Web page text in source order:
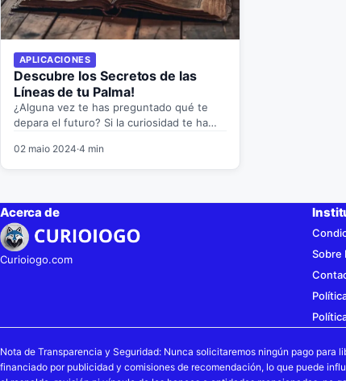
APLICACIONES
Descubre los Secretos de las
Líneas de tu Palma!
¿Alguna vez te has preguntado qué te
depara el futuro? Si la curiosidad te ha
02 maio 2024·4 min
Acerca de
Curioiogo.com
Sobre
Nota de Transparencia y Seguridad: Nunca solicitaremos ningún pago
financiado por publicidad y comisiones de recomendación, lo que puede